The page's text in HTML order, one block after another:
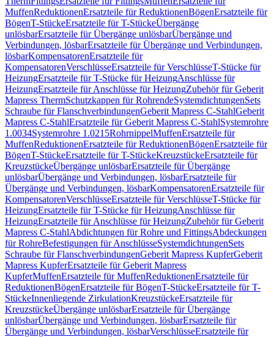
MuffenReduktionenErsatzteile für ReduktionenBögenErsatzteile für
BögenT-StückeErsatzteile für T-StückeÜbergänge
unlösbarErsatzteile für Übergänge unlösbarÜbergänge und
Verbindungen, lösbarErsatzteile für Übergänge und Verbindungen,
lösbarKompensatorenErsatzteile für
KompensatorenVerschlüsseErsatzteile für VerschlüsseT-Stücke für
HeizungErsatzteile für T-Stücke für HeizungAnschlüsse für
HeizungErsatzteile für Anschlüsse für HeizungZubehör für Geberit
Mapress ThermSchutzkappen für RohrendeSystemdichtungenSets
Schraube für FlanschverbindungenGeberit Mapress C-StahlGeberit
Mapress C-StahlErsatzteile für Geberit Mapress C-StahlSystemrohre
1.0034Systemrohre 1.0215RohrnippelMuffenErsatzteile für
MuffenReduktionenErsatzteile für ReduktionenBögenErsatzteile für
BögenT-StückeErsatzteile für T-StückeKreuzstückeErsatzteile für
KreuzstückeÜbergänge unlösbarErsatzteile für Übergänge
unlösbarÜbergänge und Verbindungen, lösbarErsatzteile für
Übergänge und Verbindungen, lösbarKompensatorenErsatzteile für
KompensatorenVerschlüsseErsatzteile für VerschlüsseT-Stücke für
HeizungErsatzteile für T-Stücke für HeizungAnschlüsse für
HeizungErsatzteile für Anschlüsse für HeizungZubehör für Geberit
Mapress C-StahlAbdichtungen für Rohre und FittingsAbdeckungen
für RohreBefestigungen für AnschlüsseSystemdichtungenSets
Schraube für FlanschverbindungenGeberit Mapress KupferGeberit
Mapress KupferErsatzteile für Geberit Mapress
KupferMuffenErsatzteile für MuffenReduktionenErsatzteile für
ReduktionenBögenErsatzteile für BögenT-StückeErsatzteile für T-
StückeInnenliegende ZirkulationKreuzstückeErsatzteile für
KreuzstückeÜbergänge unlösbarErsatzteile für Übergänge
unlösbarÜbergänge und Verbindungen, lösbarErsatzteile für
Übergänge und Verbindungen, lösbarVerschlüsseErsatzteile für